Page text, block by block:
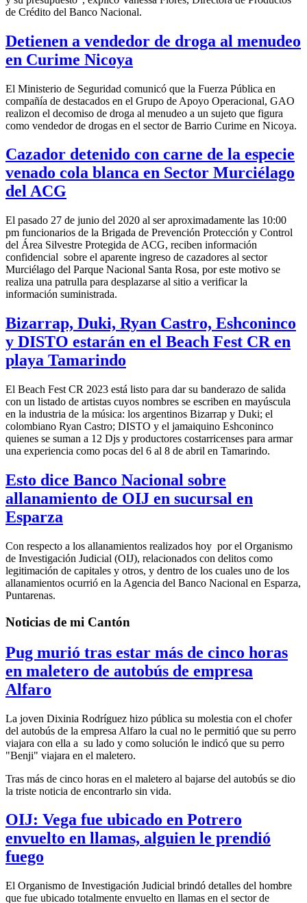
de Crédito del Banco Nacional.
Detienen a vendedor de droga al menudeo
en Curime Nicoya
El Ministerio de Seguridad comunicó que la Fuerza Pública en
compañía de destacados en el Grupo de Apoyo Operacional, GAO
realizon el decomiso de droga al menudeo a un sujeto que figura
como vendedor de drogas en el sector de Barrio Curime en Nicoya.
Cazador detenido con carne de la especie
venado cola blanca en Sector Murciélago
del ACG
El pasado 27 de junio del 2020 al ser aproximadamente las 10:00
pm funcionarios de la Brigada de Prevención Protección y Control
del Área Silvestre Protegida de ACG, reciben información
confidencial sobre el aparente ingreso de cazadores al sector
Murciélago del Parque Nacional Santa Rosa, por este motivo se
realiza una patrulla para desplazarse al sitio a verificar la
información suministrada.
Bizarrap, Duki, Ryan Castro, Eshconinco
y DISTO estarán en el Beach Fest CR en
playa Tamarindo
El Beach Fest CR 2023 está listo para dar su banderazo de salida
con un listado de artistas cuyos nombres se escriben en mayúscula
en la industria de la música: los argentinos Bizarrap y Duki; el
colombiano Ryan Castro; DISTO y el jamaiquino Eshconinco
quienes se suman a 12 Djs y productores costarricenses para armar
una experiencia como pocas del 6 al 8 de abril en Tamarindo.
Esto dice Banco Nacional sobre
allanamiento de OIJ en sucursal en
Esparza
Con respecto a los allanamientos realizados hoy por el Organismo
de Investigación Judicial (OIJ), relacionados con delitos como
legitimación de capitales y otros, y dentro de los cuales uno de los
allanamientos ocurrió en la Agencia del Banco Nacional en Esparza,
Puntarenas.
Noticias de mi Cantón
Pug murió tras estar más de cinco horas
en maletero de autobús de empresa
Alfaro
La joven Dixinia Rodríguez hizo pública su molestia con el chofer
del autobús de la empresa Alfaro la cual no le permitió que su perro
viajara con ella a su lado y como solución le indicó que su perro
"Benji" viajara en el maletero.
Tras más de cinco horas en el maletero al bajarse del autobús se dio
la triste noticia de encontrarlo sin vida.
OIJ: Vega fue ubicado en Potrero
envuelto en llamas, alguien le prendió
fuego
El Organismo de Investigación Judicial brindó detalles del hombre
que fue ubicado totalmente envuelto en llamas en el sector de